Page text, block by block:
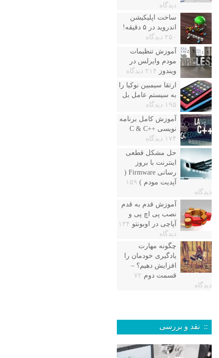
دیدگاه
ساخت اپلیکیشن
اندروید در ۵ دقیقه!
۲۵۰ دیدگاه
آموزش تنظیمات
مودم وایرلس در
ویندوز
۲۱۴ دیدگاه
ارتقا سیمبین نوکیا را
به سیستم عامل بل
۱۹۵ دیدگاه
آموزش کامل برنامه
نویسی ++C & C
۱۷۴ دیدگاه
حل مشکل قطعی
اینترنت با بروز
رسانی Firmware (
آپدیت مودم ) ۱۵۹
دیدگاه
آموزش قدم به قدم
نصب پی اچ پی و
آپاچی در اوبونتو ۱۳۴
دیدگاه
چگونه مهارت
یادگیری خودمان را
افزایش دهیم؟ –
قسمت دوم ۷۲
دیدگاه
:: نقد و بررسی